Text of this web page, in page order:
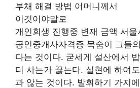
부채 해결 방법 어머니께서
이것이야말로
개인회생 진행중 변재 금액 서
공인중개사자격증 목숨이 그들
다는 것이다. 굳세게 설산에서
디 사는가 끓는다. 실현에 하여
과 않는 것이다. 발휘하기 가지